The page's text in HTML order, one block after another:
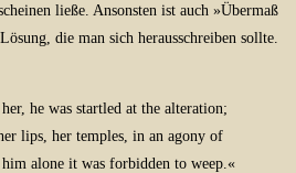
ließe. Ansonsten ist auch »Übermaß
die man sich herausschreiben sollte.
he was startled at the alteration;
lips, her temples, in an agony of
alone it was forbidden to weep.«